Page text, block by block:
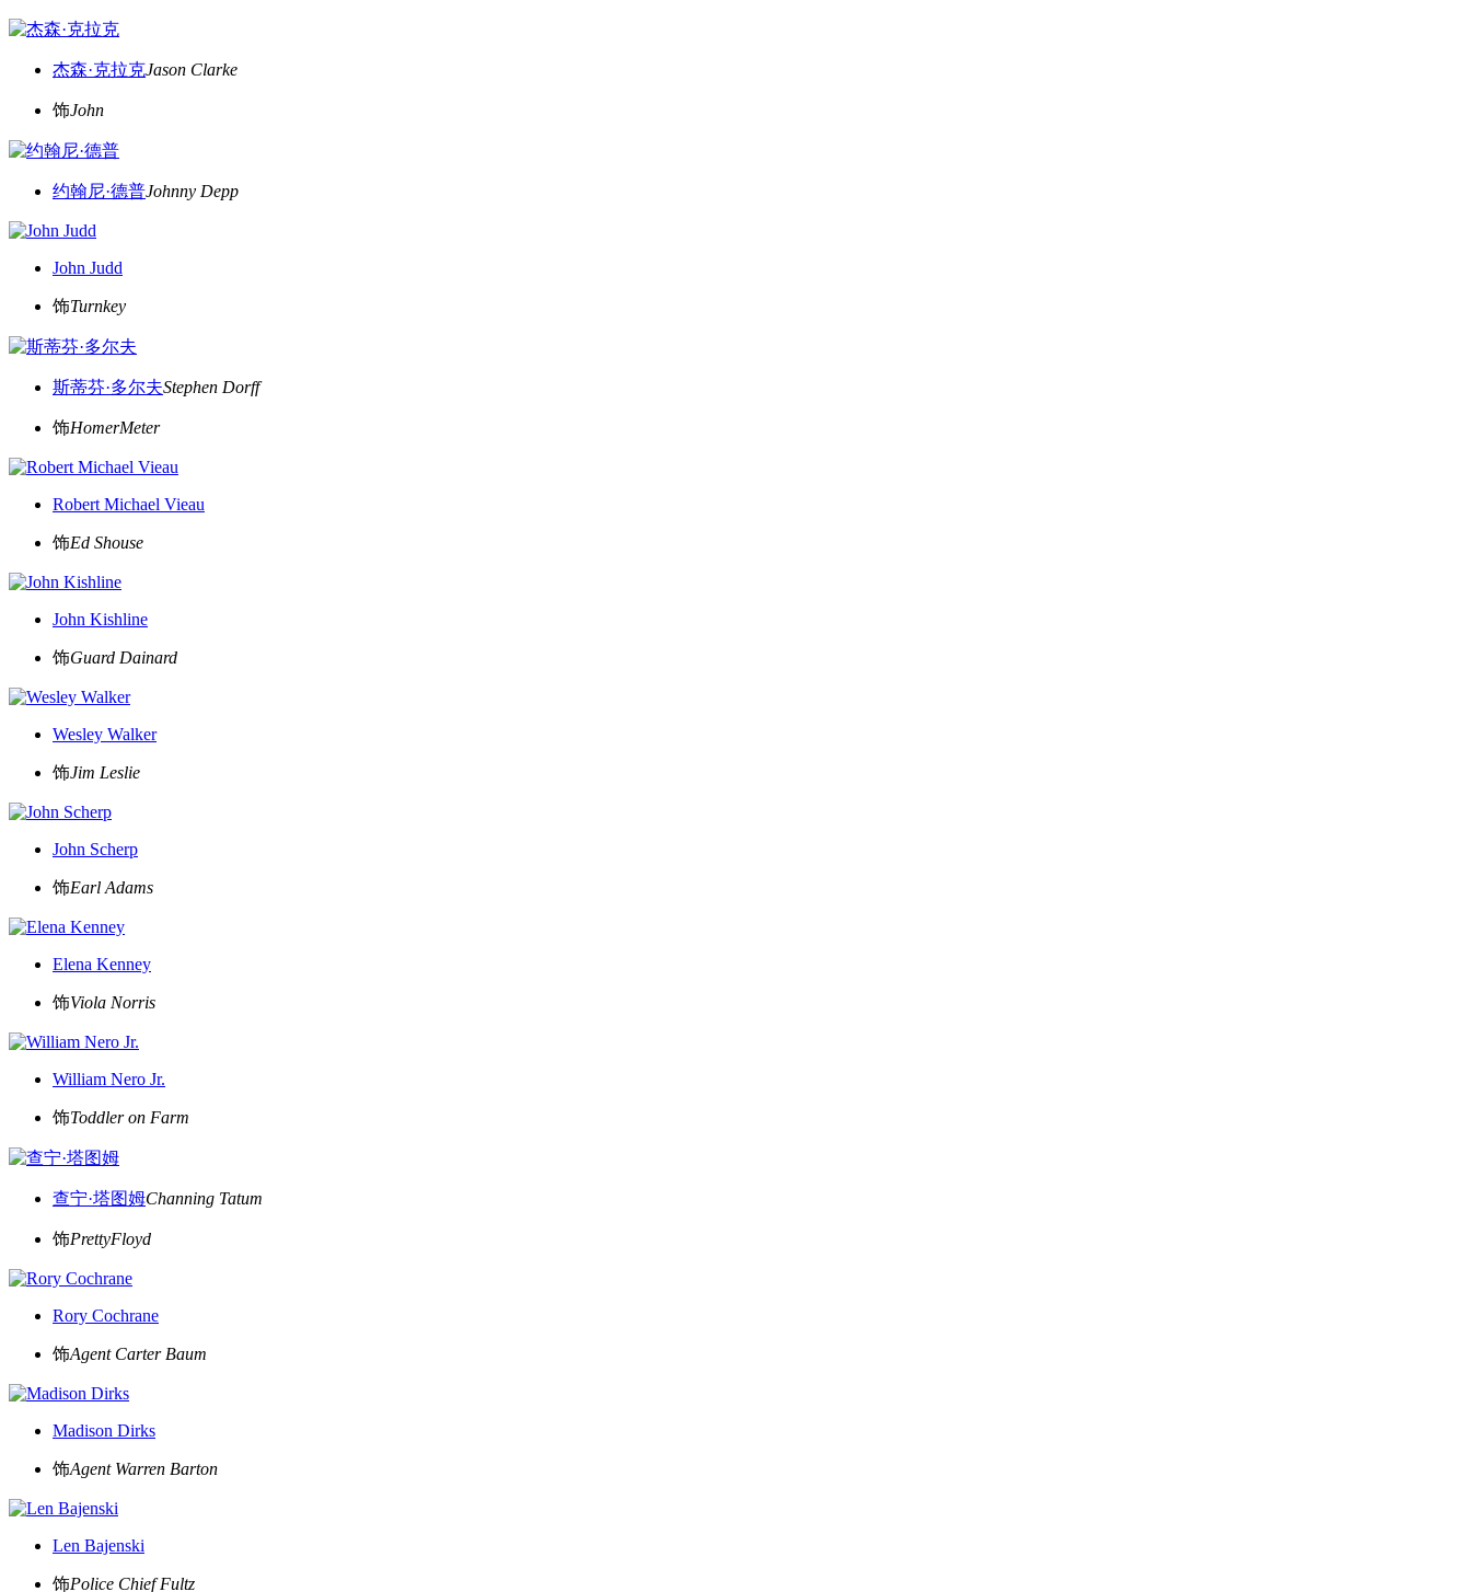
杰森·克拉克Jason Clarke
饰John
约翰尼·德普Johnny Depp
John Judd
饰Turnkey
斯蒂芬·多尔夫Stephen Dorff
饰HomerMeter
Robert Michael Vieau
饰Ed Shouse
John Kishline
饰Guard Dainard
Wesley Walker
饰Jim Leslie
John Scherp
饰Earl Adams
Elena Kenney
饰Viola Norris
William Nero Jr.
饰Toddler on Farm
查宁·塔图姆Channing Tatum
饰PrettyFloyd
Rory Cochrane
饰Agent Carter Baum
Madison Dirks
饰Agent Warren Barton
Len Bajenski
饰Police Chief Fultz